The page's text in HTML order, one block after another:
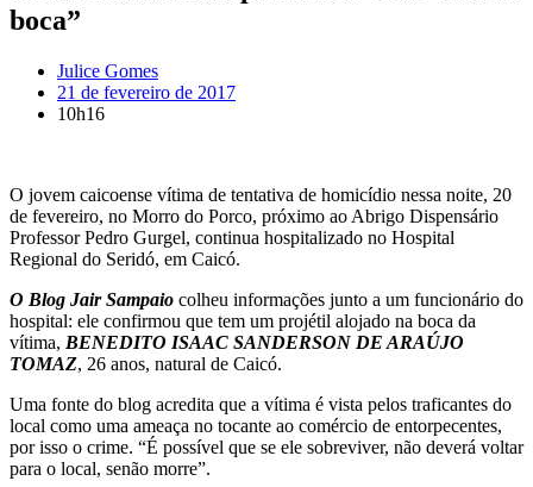
boca”
Julice Gomes
21 de fevereiro de 2017
10h16
O jovem caicoense vítima de tentativa de homicídio nessa noite, 20
de fevereiro, no Morro do Porco, próximo ao Abrigo Dispensário
Professor Pedro Gurgel, continua hospitalizado no Hospital
Regional do Seridó, em Caicó.
O Blog Jair Sampaio colheu informações junto a um funcionário do
hospital: ele confirmou que tem um projétil alojado na boca da
vítima, BENEDITO ISAAC SANDERSON DE ARAÚJO
TOMAZ, 26 anos, natural de Caicó.
Uma fonte do blog acredita que a vítima é vista pelos traficantes do
local como uma ameaça no tocante ao comércio de entorpecentes,
por isso o crime. “É possível que se ele sobreviver, não deverá voltar
para o local, senão morre”.